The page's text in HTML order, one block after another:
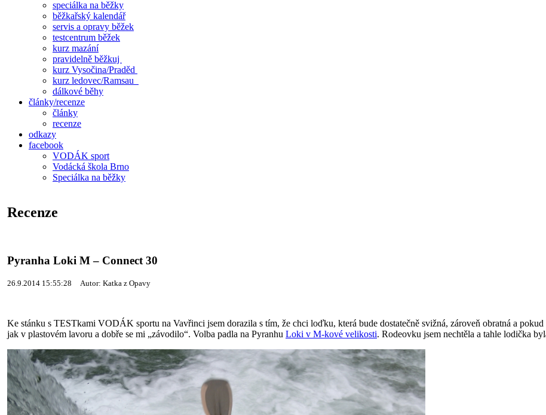
speciálka na běžky
běžkařský kalendář
servis a opravy běžek
testcentrum běžek
kurz mazání
pravidelně běžkuj
kurz Vysočina/Praděd
kurz ledovec/Ramsau
dálkové běhy
články/recenze
články
recenze
odkazy
facebook
VODÁK sport
Vodácká škola Brno
Speciálka na běžky
Recenze
Pyranha Loki M – Connect 30
26.9.2014 15:55:28 Autor: Katka z Opavy
Ke stánku s TESTkami VODÁK sportu na Vavřinci jsem dorazila s tím, že chci loďku, která bude dostatečně svižná, zároveň obratná a
jak v plastovém lavoru a dobře se mi „závodilo“. Volba padla na Pyranhu Loki v M-kové velikosti. Rodeovku jsem nechtěla a tahle lodička